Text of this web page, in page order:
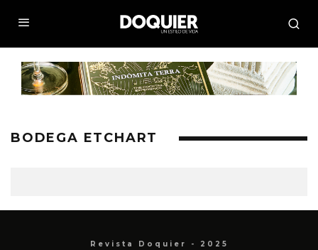
BODEGA ETCHART
Revista Doquier - 2025